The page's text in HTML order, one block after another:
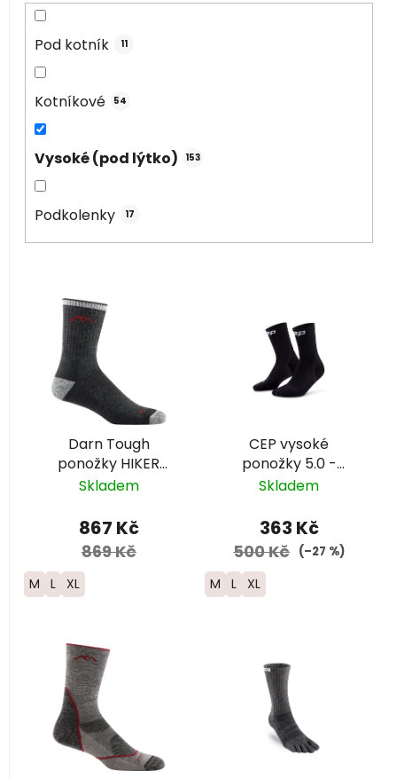
Pod kotník 11
Kotníkové 54
Vysoké (pod lýtko) 153
Podkolenky 17
ů
Darn Tough
ponožky HIKER
MICRO CREW
pánské - černé
Skladem
867 Kč
869 Kč
M L XL
CEP vysoké
ponožky 5.0 -
pánské - černá
Skladem
363 Kč
500 Kč (–27 %)
M L XL